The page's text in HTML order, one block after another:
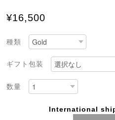
¥16,500
種類
ギフト包装
数量
International